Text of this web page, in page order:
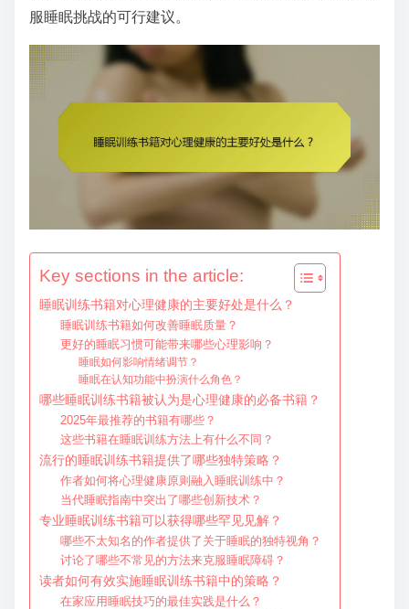
服睡眠挑战的可行建议。
Key sections in the article:
睡眠训练书籍对心理健康的主要好处是什么？
睡眠训练书籍如何改善睡眠质量？
更好的睡眠习惯可能带来哪些心理影响？
睡眠如何影响情绪调节？
睡眠在认知功能中扮演什么角色？
哪些睡眠训练书籍被认为是心理健康的必备书籍？
2025年最推荐的书籍有哪些？
这些书籍在睡眠训练方法上有什么不同？
流行的睡眠训练书籍提供了哪些独特策略？
作者如何将心理健康原则融入睡眠训练中？
当代睡眠指南中突出了哪些创新技术？
专业睡眠训练书籍可以获得哪些罕见见解？
哪些不太知名的作者提供了关于睡眠的独特视角？
讨论了哪些不常见的方法来克服睡眠障碍？
读者如何有效实施睡眠训练书籍中的策略？
在家应用睡眠技巧的最佳实践是什么？